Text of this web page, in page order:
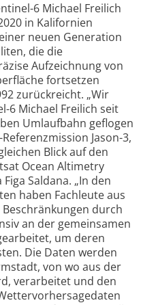
6 Michael Freilich
in Kalifornien
neuen Generation
die die
Aufzeichnung von
fortsetzen
zurückreicht. „Wir
6 Michael Freilich seit
Umlaufbahn geflogen
Jason-3,
Blick auf den
Ocean Alti­metry
Saldana. „In den
haben Fachleute aus
durch
an der gemeinsamen
um deren
Die Daten werden
von wo aus der
verarbeitet und den